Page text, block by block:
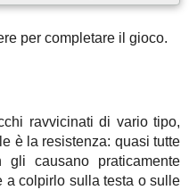
per completare il gioco.
ravvicinati di vario tipo,
è la resistenza: quasi tutte
causano praticamente
a colpirlo sulla testa o sulle